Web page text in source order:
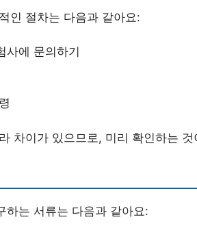
인 절차는 다음과 같아요:
사에 문의하기
차이가 있으므로, 미리 확인하는 것
하는 서류는 다음과 같아요: